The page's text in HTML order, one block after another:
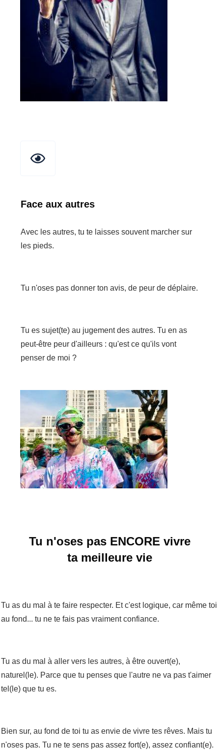
Face aux autres
Avec les autres, tu te laisses souvent marcher sur
les pieds.
Tu n'oses pas donner ton avis, de peur de déplaire.
Tu es sujet(te) au jugement des autres. Tu en as
peut-être peur d'ailleurs : qu'est ce qu'ils vont
penser de moi ?
Tu n'oses pas ENCORE vivre
ta meilleure vie
Tu as du mal à te faire respecter. Et c'est logique, car même toi
au fond... tu ne te fais pas vraiment confiance.
Tu as du mal à aller vers les autres, à être ouvert(e),
naturel(le). Parce que tu penses que l'autre ne va pas t'aimer
tel(le) que tu es.
Bien sur, au fond de toi tu as envie de vivre tes rêves. Mais tu
n'oses pas. Tu ne te sens pas assez fort(e), assez confiant(e).